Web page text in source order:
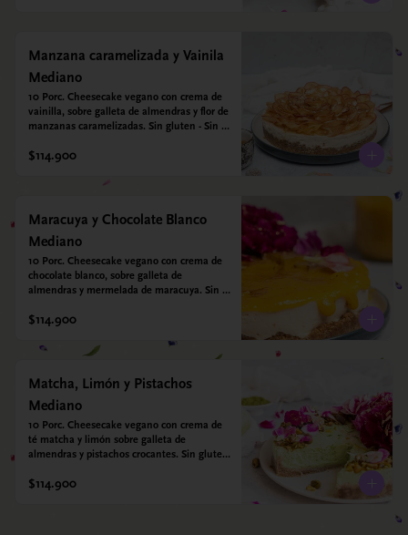
Manzana caramelizada y Vainila
Mediano
10 Porc. Cheesecake vegano con crema de
vainilla, sobre galleta de almendras y flor de
manzanas caramelizadas. Sin gluten - Sin
$114.900
Maracuya y Chocolate Blanco
Mediano
10 Porc. Cheesecake vegano con crema de
chocolate blanco, sobre galleta de
almendras y mermelada de maracuya. Sin
$114.900
Matcha, Limón y Pistachos
Mediano
10 Porc. Cheesecake vegano con crema de
té matcha y limón sobre galleta de
almendras y pistachos crocantes. Sin gluten
$114.900